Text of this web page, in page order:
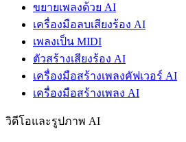
ขยายเพลงด้วย AI
เครื่องมือลบเสียงร้อง AI
เพลงเป็น MIDI
ตัวสร้างเสียงร้อง AI
เครื่องมือสร้างเพลงคัฟเวอร์ AI
เครื่องมือสร้างเพลง AI
วิดีโอและรูปภาพ AI